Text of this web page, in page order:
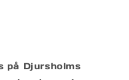
på Djursholms